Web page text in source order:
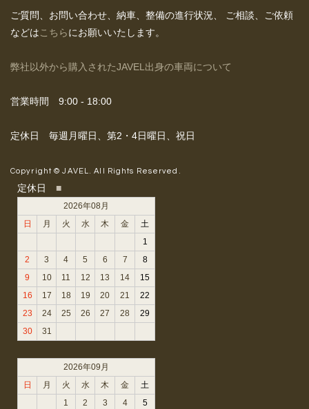
ご質問、お問い合わせ、納車、整備の進行状況、
ご相談、ご依頼
などは こちらにお願いいたします。
弊社以外から購入されたJAVEL出身の車両について
営業時間 9:00 - 18:00
定休日 毎週月曜日、第2・4日曜日、祝日
Copyright © JAVEL. All Rights Reserved.
定休日 ■
2026年08月
日
月 火 水 木 金
土
1
2
3 4 5 6 7
8
9
10 11 12 13 14
15
16
17 18 19 20 21
22
23
24 25 26 27 28
29
30
31
2026年09月
日
月 火 水 木 金
土
1
2 3 4 5